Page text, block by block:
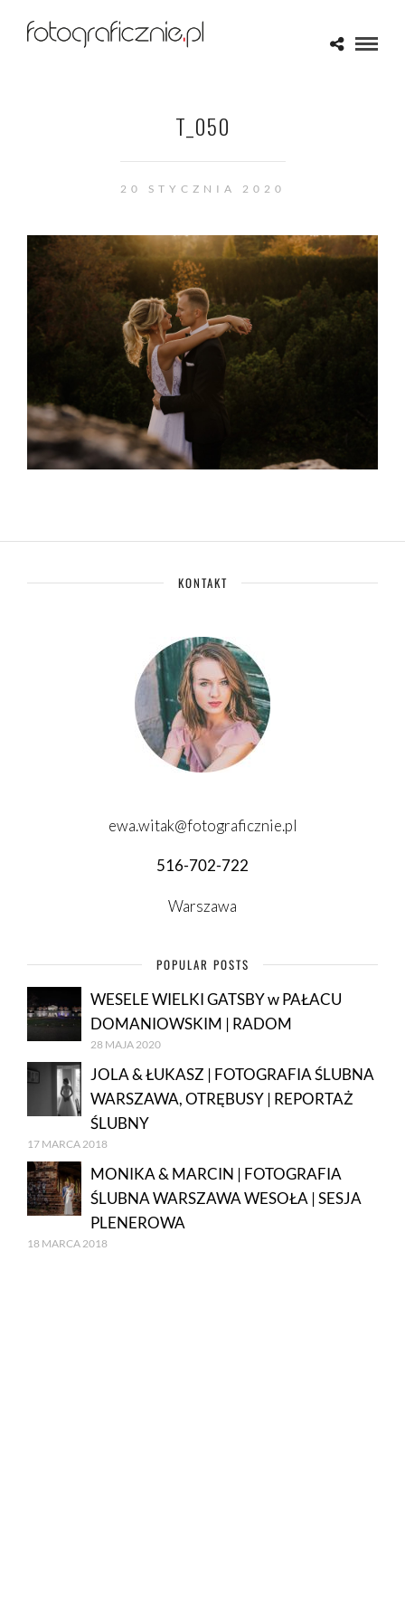
T_050
20 STYCZNIA 2020
KONTAKT
ewa.witak@fotograficznie.pl
516-702-722
Warszawa
POPULAR POSTS
WESELE WIELKI GATSBY w PAŁACU
DOMANIOWSKIM | RADOM
28 MAJA 2020
JOLA & ŁUKASZ | FOTOGRAFIA ŚLUBNA
WARSZAWA, OTRĘBUSY | REPORTAŻ
ŚLUBNY
17 MARCA 2018
MONIKA & MARCIN | FOTOGRAFIA
ŚLUBNA WARSZAWA WESOŁA | SESJA
PLENEROWA
18 MARCA 2018